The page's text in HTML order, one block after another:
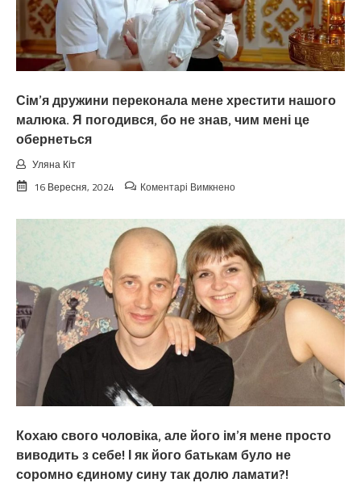
як
сказати
ЧЕРПАК
українською!
Сім’я дружини переконала мене хрестити нашого
малюка. Я погодився, бо не знав, чим мені це
обернеться
Уляна Кіт
16 Вересня, 2024
Коментарі Вимкненодо
переконала
мене
хрестити
нашого
малюка.
Я
погодився,
бо
не
знав,
чим
це
Кохаю свого чоловіка, але його ім’я мене просто
виводить з себе! І як його батькам було не
соромно єдиному сину так долю ламати?!